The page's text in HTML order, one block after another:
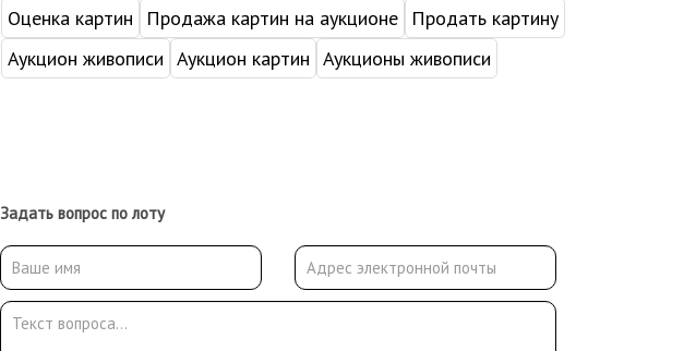
Оценка картин
Продажа картин на аукционе
Продать картину
Аукцион живописи Аукцион картин Аукционы живописи
Задать вопрос по лоту